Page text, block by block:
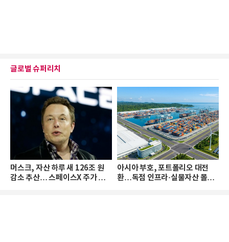
글로벌 슈퍼리치
머스크, 자산 하루 새 126조 원
감소 추산… 스페이스X 주가 하
아시아 부호, 포트폴리오 대전
환…독점 인프라·실물자산 몰린